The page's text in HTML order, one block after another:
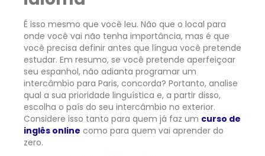
É isso mesmo que você leu. Não que o local para
onde você vai não tenha importância, mas é que
você precisa definir antes que língua você pretende
estudar. Em resumo, se você pretende aperfeiçoar
seu espanhol, não adianta programar um
intercâmbio para Paris, concorda? Portanto, analise
qual a sua prioridade linguística e, a partir disso,
escolha o país do seu intercâmbio no exterior.
Considere isso tanto para quem já faz um curso de
inglês online como para quem vai aprender do
zero.